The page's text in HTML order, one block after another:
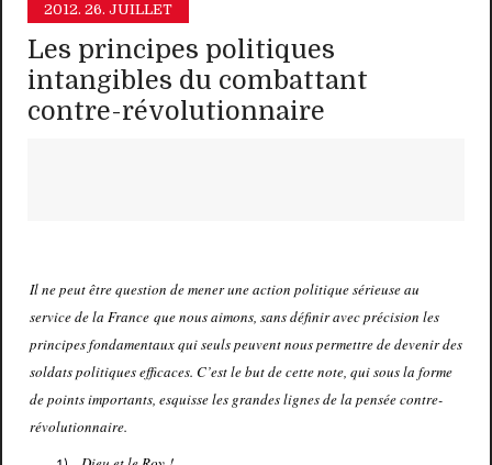
2012. 26. JUILLET
Les principes politiques
intangibles du combattant
contre-révolutionnaire
Il ne peut être question de mener une action politique sérieuse au
service de la France que nous aimons, sans définir avec précision les
principes fondamentaux qui seuls peuvent nous permettre de devenir des
soldats politiques efficaces. C’est le but de cette note, qui sous la forme
de points importants, esquisse les grandes lignes de la pensée contre-
révolutionnaire.